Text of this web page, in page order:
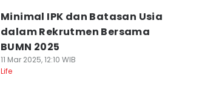
Minimal IPK dan Batasan Usia
dalam Rekrutmen Bersama
BUMN 2025
11 Mar 2025, 12:10 WIB
Life